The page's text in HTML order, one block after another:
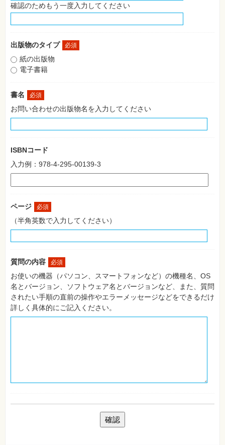
資
験
プ
ロ
グ
ミ
ン
ネ
ー
テ
ク
味・
素
集
自
作・
パ
ソ
コ
ン・
ホ
ビ
ー
ー
確認のためもう一度入力してください
出版物のタイプ 必須
紙の出版物
電子書籍
書名 必須
お問い合わせの出版物名を入力してください
ISBNコード
入力例：978-4-295-00139-3
ページ 必須
（半角英数で入力してください）
質問の内容 必須
お使いの機器（パソコン、スマートフォンなど）の機種名、OS
名とバージョン、ソフトウェア名とバージョンなど、また、質問
されたい手順の直前の操作やエラーメッセージなどをできるだけ
詳しく具体的にご記入ください。